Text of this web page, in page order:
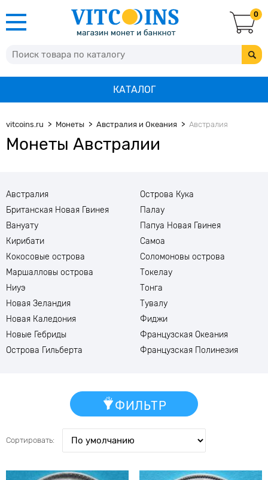
0
КАТАЛОГ
vitcoins.ru Монеты Австралия и Океания Австралия
Монеты Австралии
Австралия
Британская Новая Гвинея
Вануату
Кирибати
Кокосовые острова
Маршалловы острова
Ниуэ
Новая Зеландия
Новая Каледония
Новые Гебриды
Острова Гильберта
Острова Кука
Палау
Папуа Новая Гвинея
Самоа
Соломоновы острова
Токелау
Тонга
Тувалу
Фиджи
Французская Океания
Французская Полинезия
ФИЛЬТР
Сортировать: